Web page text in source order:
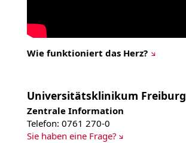
Wie funktioniert das Herz?
Universitätsklinikum Freiburg
Zentrale Information
Telefon: 0761 270-0
Sie haben eine Frage?